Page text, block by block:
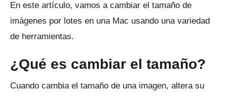
En este artículo, vamos a cambiar el tamaño de
imágenes por lotes en una Mac usando una variedad
de herramientas.
¿Qué es cambiar el tamaño?
Cuando cambia el tamaño de una imagen, altera su